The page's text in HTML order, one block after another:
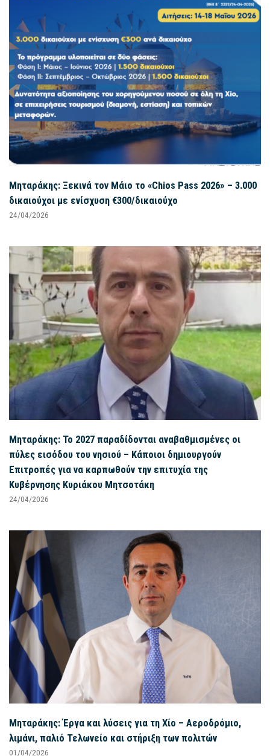
Μηταράκης: Ξεκινά τον Μάιο το «Chios Pass 2026» – 3.000
δικαιούχοι με ενίσχυση €300/δικαιούχο
24/04/2026
Μηταράκης: Το 2027 παραδίδονται αναβαθμισμένες οι
πύλες εισόδου του νησιού – Κάποιοι δημιουργούν
Επιτροπές για να καρπωθούν την επιτυχία της
Κυβέρνησης Κυριάκου Μητσοτάκη
24/04/2026
Μηταράκης: Έργα και λύσεις για τη Χίο – Αεροδρόμιο,
λιμάνι, παλιό Τελωνείο και στήριξη των πολιτών
01/04/2026